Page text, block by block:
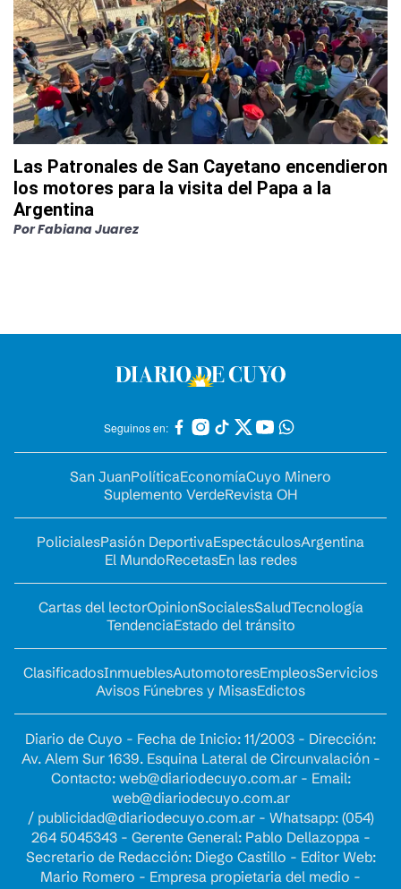
Las Patronales de San Cayetano encendieron
los motores para la visita del Papa a la
Argentina
PorFabiana Juarez
Seguinos en:
San JuanPolíticaEconomíaCuyo Minero
Suplemento VerdeRevista OH
PolicialesPasión DeportivaEspectáculosArgentina
El MundoRecetasEn las redes
Cartas del lectorOpinionSocialesSaludTecnología
TendenciaEstado del tránsito
ClasificadosInmueblesAutomotoresEmpleosServicios
Avisos Fúnebres y MisasEdictos
Diario de Cuyo - Fecha de Inicio: 11/2003 - Dirección:
Av. Alem Sur 1639. Esquina Lateral de Circunvalación -
Contacto: web@diariodecuyo.com.ar- Email:
web@diariodecuyo.com.ar
/ publicidad@diariodecuyo.com.ar- Whatsapp: (054)
264 5045343 - Gerente General: Pablo Dellazoppa -
Secretario de Redacción: Diego Castillo - Editor Web:
Mario Romero - Empresa propietaria del medio -